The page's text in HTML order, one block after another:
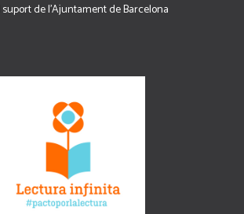
de l’Ajuntament de Barcelona